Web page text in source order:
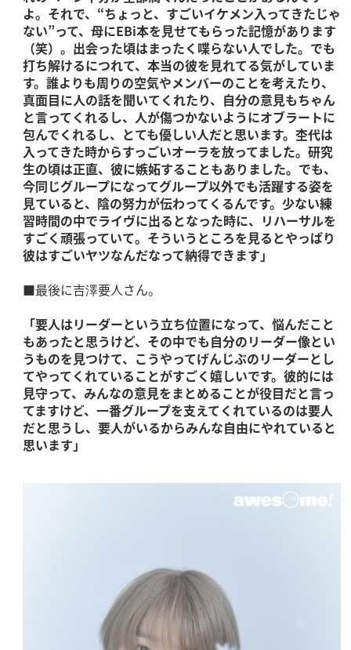
よ。それで、“ちょっと、すごいイケメン入ってきたじゃ
ない”って、母にEBi本を見せてもらった記憶があります
（笑）。出会った頃はまったく喋らない人でした。でも
打ち解けるにつれて、本当の彼を見れてる気がしていま
す。誰よりも周りの空気やメンバーのことを考えたり、
真面目に人の話を聞いてくれたり、自分の意見もちゃん
と言ってくれるし、人が傷つかないようにオブラートに
包んでくれるし、とても優しい人だと思います。杢代は
入ってきた時からすっごいオーラを放ってました。研究
生の頃は正直、彼に嫉妬することもありました。でも、
今同じグループになってグループ以外でも活躍する姿を
見ていると、陰の努力が伝わってくるんです。少ない練
習時間の中でライヴに出るとなった時に、リハーサルを
すごく頑張っていて。そういうところを見るとやっぱり
彼はすごいヤツなんだなって納得できます」
■最後に吉澤要人さん。
「要人はリーダーという立ち位置になって、悩んだこと
もあったと思うけど、その中でも自分のリーダー像とい
うものを見つけて、こうやってげんじぶのリーダーとし
てやってくれていることがすごく嬉しいです。彼的には
見守って、みんなの意見をまとめることが役目だと言っ
てますけど、一番グループを支えてくれているのは要人
だと思うし、要人がいるからみんな自由にやれていると
思います」